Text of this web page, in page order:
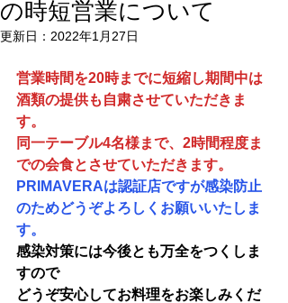
の時短営業について
更新日： 2022年1月27日
営業時間を20時までに短縮し期間中は
酒類の提供も自粛させていただきま
す。
同一テーブル4名様まで、2時間程度ま
での会食とさせていただきます。
PRIMAVERAは認証店ですが感染防止
のためどうぞよろしくお願いいたしま
す。
感染対策には今後とも万全をつくしま
すので
どうぞ安心してお料理をお楽しみくだ